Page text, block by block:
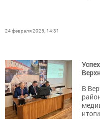
24 февраля 2025, 14:31
В